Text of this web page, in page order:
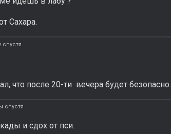
Сахара.
что после 20-ти вечера будет безопасно.
спустя
и сдох от пси.